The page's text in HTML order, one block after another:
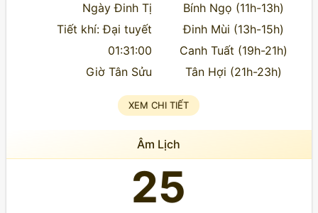
Ngày Đinh Tị
Tiết khí: Đại tuyết
01:31:00
Giờ Tân Sửu
Bính Ngọ (11h-13h)
Đinh Mùi (13h-15h)
Canh Tuất (19h-21h)
Tân Hợi (21h-23h)
XEM CHI TIẾT
Âm Lịch
25